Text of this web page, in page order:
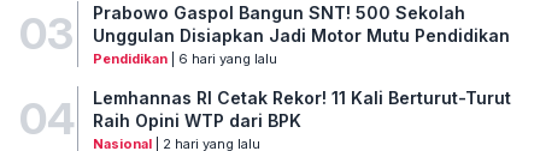
03
Prabowo Gaspol Bangun SNT! 500 Sekolah
Unggulan Disiapkan Jadi Motor Mutu Pendidikan
Pendidikan| 6 hari yang lalu
04
Lemhannas RI Cetak Rekor! 11 Kali Berturut-Turut
Raih Opini WTP dari BPK
Nasional| 2 hari yang lalu